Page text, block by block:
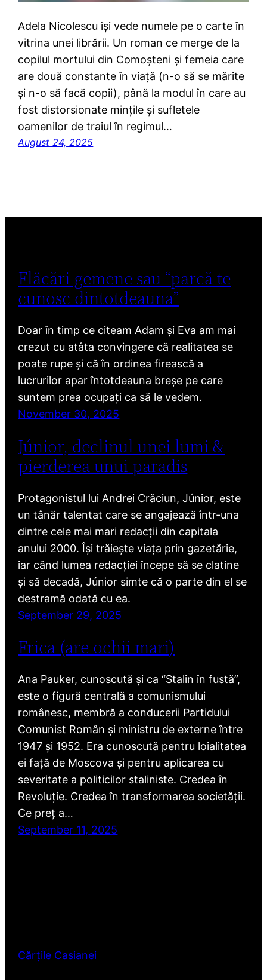
Adela Nicolescu își vede numele pe o carte în
vitrina unei librării. Un roman ce merge de la
copilul mortului din Comoșteni și femeia care
are două constante în viață (n-o să se mărite
și n-o să facă copii), până la modul în care au
fost distorsionate mințile și sufletele
oamenilor de traiul în regimul…
August 24, 2025
Flăcări gemene sau “parcă te
cunosc dintotdeauna”
Doar în timp ce citeam Adam și Eva am mai
crezut cu atâta convingere că realitatea se
poate rupe și că în ordinea firească a
lucrurilor apar întotdeauna breșe pe care
suntem prea ocupați ca să le vedem.
November 30, 2025
Júnior, declinul unei lumi &
pierderea unui paradis
Protagonistul lui Andrei Crăciun, Júnior, este
un tânăr talentat care se angajează într-una
dintre cele mai mari redacții din capitala
anului 2000. Își trăiește viața prin gazetărie,
iar când lumea redacției începe să se clatine
și să decadă, Júnior simte că o parte din el se
destramă odată cu ea.
September 29, 2025
Frica (are ochii mari)
Ana Pauker, cunoscută și ca “Stalin în fustă”,
este o figură centrală a comunismului
românesc, membră a conducerii Partidului
Comunist Român și ministru de externe între
1947 și 1952. Era cunoscută pentru loialitatea
ei față de Moscova și pentru aplicarea cu
severitate a politicilor staliniste. Credea în
Revoluție. Credea în transformarea societății.
Ce preț a…
September 11, 2025
Cărțile Casianei